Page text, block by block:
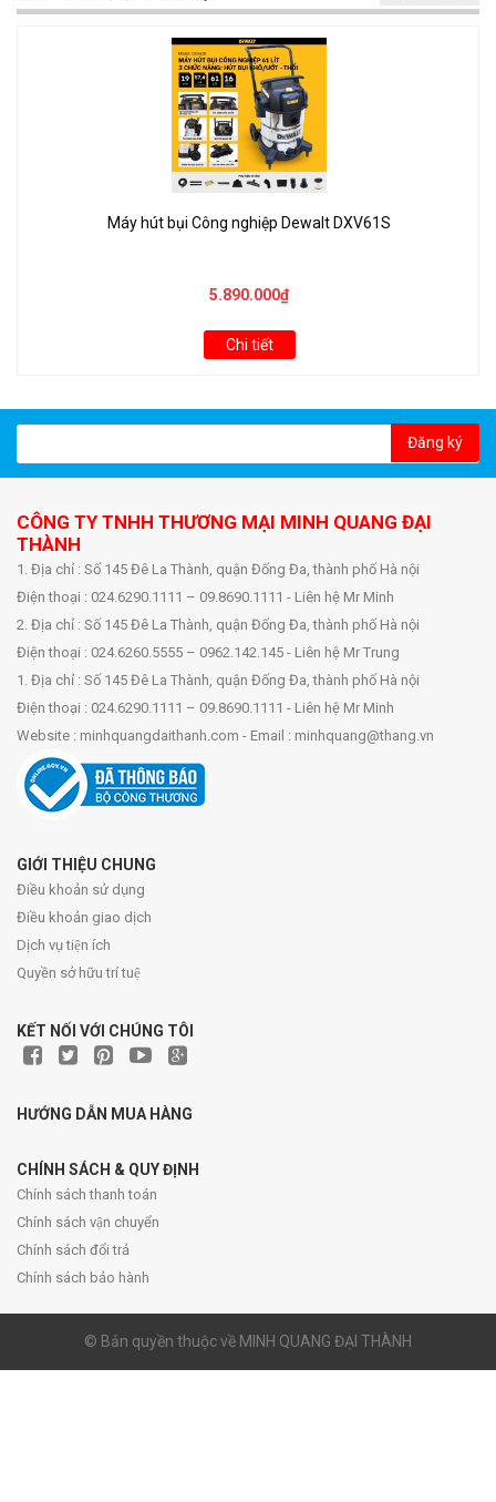
Máy hút bụi Công nghiệp Dewalt DXV61S
5.890.000₫
Chi tiết
Đăng ký
CÔNG TY TNHH THƯƠNG MẠI MINH QUANG ĐẠI
THÀNH
1. Địa chỉ : Số 145 Đê La Thành, quận Đống Đa, thành phố Hà nội
Điện thoại : 024.6290.1111 – 09.8690.1111 - Liên hệ Mr Minh
2. Địa chỉ : Số 145 Đê La Thành, quận Đống Đa, thành phố Hà nội
Điện thoại : 024.6260.5555 – 0962.142.145 - Liên hệ Mr Trung
1. Địa chỉ : Số 145 Đê La Thành, quận Đống Đa, thành phố Hà nội
Điện thoại : 024.6290.1111 – 09.8690.1111 - Liên hệ Mr Minh
Website : minhquangdaithanh.com - Email : minhquang@thang.vn
GIỚI THIỆU CHUNG
Điều khoản sử dụng
Điều khoản giao dịch
Dịch vụ tiện ích
Quyền sở hữu trí tuệ
KẾT NỐI VỚI CHÚNG TÔI
HƯỚNG DẪN MUA HÀNG
CHÍNH SÁCH & QUY ĐỊNH
Chính sách thanh toán
Chính sách vận chuyển
Chính sách đổi trả
Chính sách bảo hành
© Bản quyền thuộc về MINH QUANG ĐẠI THÀNH